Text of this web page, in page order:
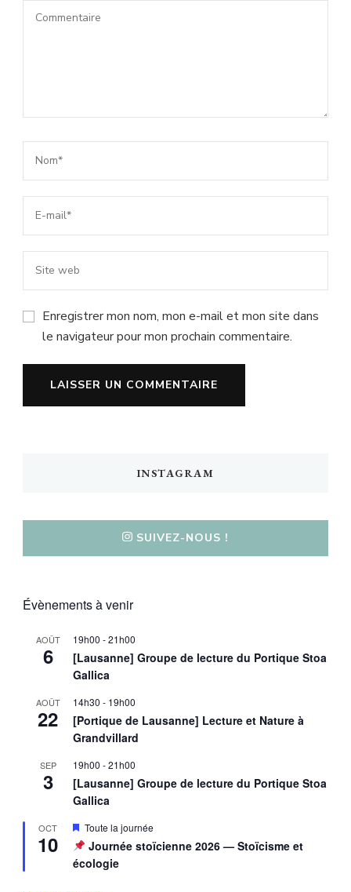
Enregistrer mon nom, mon e-mail et mon site dans
le navigateur pour mon prochain commentaire.
INSTAGRAM
SUIVEZ-NOUS !
Évènements à venir
AOÛT
6
19h00 -21h00
[Lausanne] Groupe de lecture du Portique Stoa
Gallica
AOÛT
22
14h30 - 19h00
[Portique de Lausanne] Lecture et Nature à
Grandvillard
SEP
3
19h00 -21h00
[Lausanne] Groupe de lecture du Portique Stoa
Gallica
OCT
10
Mis
en
avant
Toute la journée
Journée stoïcienne 2026 — Stoïcisme et
écologie